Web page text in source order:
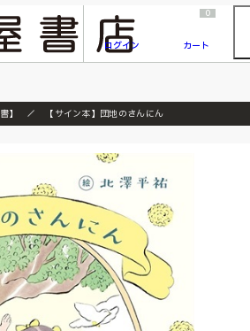
『ONE PIECE magazine 021 ONE PIECEカード付き同梱版』発売延期のご案内
ログイン
0
カート
】 【サイン本】団地のさんにん